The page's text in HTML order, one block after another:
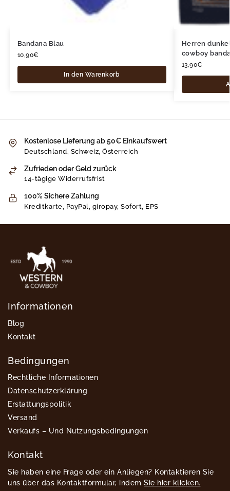
Bandana Blau
10,90€
In den Warenkorb
Herren
cowboy
13,90€
Kostenlose Lieferung ab 50€ Einkaufswert
Deutschland, Schweiz, Österreich
Zufrieden oder Geld zurück
14-tägige Widerrufsfrist
100% Sichere Zahlung
Kreditkarte, PayPal, giropay, Sofort, EPS
Informationen
Blog
Kontakt
Bedingungen
Rechtliche Informationen
Datenschutzerklärung
Erstattungspolitik
Versand
Verkaufs – Und Nutzungsbedingungen
Kontakt
Sie haben eine Frage oder ein Anliegen? Kontaktieren Sie
uns über das Kontaktformular, indem Sie hier klicken.